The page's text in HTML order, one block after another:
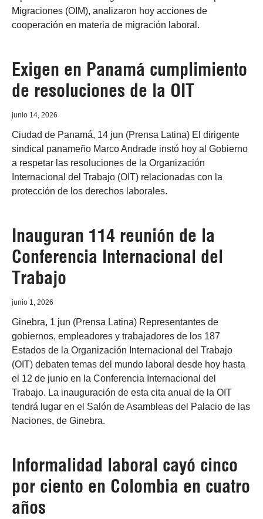
Migraciones (OIM), analizaron hoy acciones de
cooperación en materia de migración laboral.
Exigen en Panamá cumplimiento
de resoluciones de la OIT
junio 14, 2026
Ciudad de Panamá, 14 jun (Prensa Latina) El dirigente
sindical panameño Marco Andrade instó hoy al Gobierno
a respetar las resoluciones de la Organización
Internacional del Trabajo (OIT) relacionadas con la
protección de los derechos laborales.
Inauguran 114 reunión de la
Conferencia Internacional del
Trabajo
junio 1, 2026
Ginebra, 1 jun (Prensa Latina) Representantes de
gobiernos, empleadores y trabajadores de los 187
Estados de la Organización Internacional del Trabajo
(OIT) debaten temas del mundo laboral desde hoy hasta
el 12 de junio en la Conferencia Internacional del
Trabajo. La inauguración de esta cita anual de la OIT
tendrá lugar en el Salón de Asambleas del Palacio de las
Naciones, de Ginebra.
Informalidad laboral cayó cinco
por ciento en Colombia en cuatro
años